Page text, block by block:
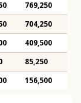
769,250
704,250
409,500
85,250
156,500